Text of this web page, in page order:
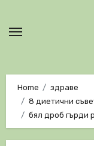
Home
здраве
8 диетични
бял дроб гърди